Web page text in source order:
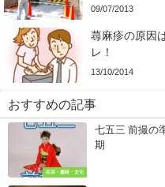
09/07/2013
蕁麻疹の原因
レ！
13/10/2014
おすすめの記事
生活・趣味・文化
七五三 前撮の
期